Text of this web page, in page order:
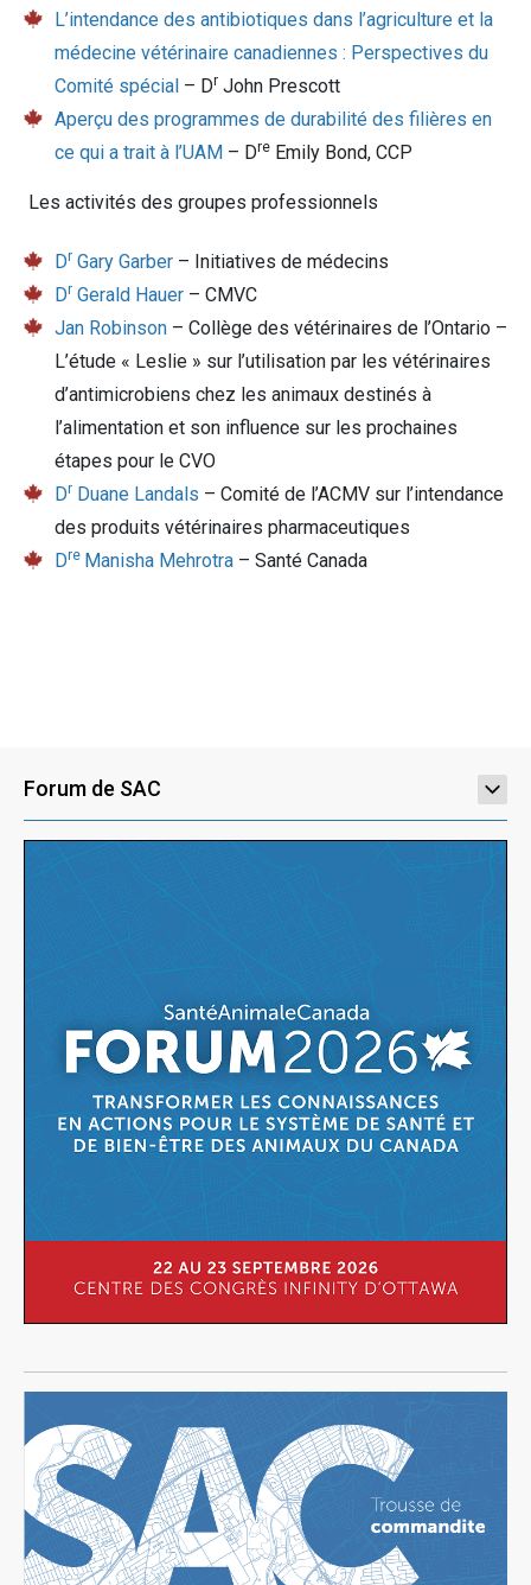
L’intendance des antibiotiques dans l’agriculture et la
médecine vétérinaire canadiennes : Perspectives du
Comité spécial – DrJohn Prescott
Aperçu des programmes de durabilité des filières en
ce qui a trait à l’UAM – DreEmily Bond, CCP
Les activités des groupes professionnels
DrGary Garber – Initiatives de médecins
DrGerald Hauer – CMVC
Jan Robinson – Collège des vétérinaires de l’Ontario –
L’étude « Leslie » sur l’utilisation par les vétérinaires
d’antimicrobiens chez les animaux destinés à
l’alimentation et son influence sur les prochaines
étapes pour le CVO
DrDuane Landals – Comité de l’ACMV sur l’intendance
des produits vétérinaires pharmaceutiques
Dre Manisha Mehrotra – Santé Canada
Forum de SAC